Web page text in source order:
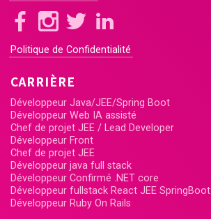
Politique de Confidentialité
CARRIÈRE
Développeur Java/JEE/Spring Boot
Développeur Web IA assisté
Chef de projet JEE / Lead Developer
Développeur Front
Chef de projet JEE
Développeur java full stack
Développeur Confirmé .NET core
Développeur fullstack React JEE SpringBoot
Développeur Ruby On Rails